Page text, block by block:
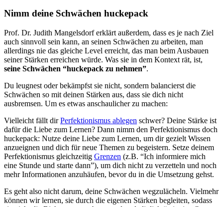
Nimm deine Schwächen huckepack
Prof. Dr. Judith Mangelsdorf erklärt außerdem, dass es je nach Ziel
auch sinnvoll sein kann, an seinen Schwächen zu arbeiten, man
allerdings nie das gleiche Level erreicht, das man beim Ausbauen
seiner Stärken erreichen würde. Was sie in dem Kontext rät, ist,
seine Schwächen “huckepack zu nehmen”.
Du leugnest oder bekämpfst sie nicht, sondern balancierst die
Schwächen so mit deinen Stärken aus, dass sie dich nicht
ausbremsen. Um es etwas anschaulicher zu machen:
Vielleicht fällt dirPerfektionismus ablegen schwer? Deine Stärke ist
dafür die Liebe zum Lernen? Dann nimm den Perfektionismus doch
huckepack: Nutze deine Liebe zum Lernen, um dir gezielt Wissen
anzueignen und dich für neue Themen zu begeistern. Setze deinem
Perfektionismus gleichzeitig Grenzen (z.B. “Ich informiere mich
eine Stunde und starte dann”), um dich nicht zu verzetteln und noch
mehr Informationen anzuhäufen, bevor du in die Umsetzung gehst.
Es geht also nicht darum, deine Schwächen wegzulächeln. Vielmehr
können wir lernen, sie durch die eigenen Stärken begleiten, sodass